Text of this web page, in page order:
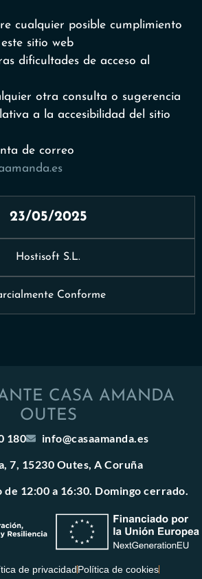
cualquier posible cumplimiento
sitio web
dificultades de acceso al
otra consulta o sugerencia
a la accesibilidad del sitio
de correo
23/05/2025
Hostisoft S.L.
Conforme
CASA AMANDA
OUTES
180
info@casaamanda.es
7, 15230 Outes, A Coruña
de 12:00 a 16:30. Domingo cerrado.
de privacidadPolítica de cookies